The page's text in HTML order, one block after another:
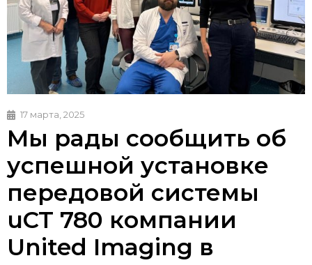
17 марта, 2025
Мы рады сообщить об
успешной установке
передовой системы
uCT 780 компании
United Imaging в